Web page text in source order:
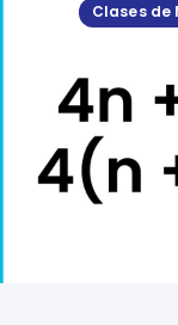
Clases